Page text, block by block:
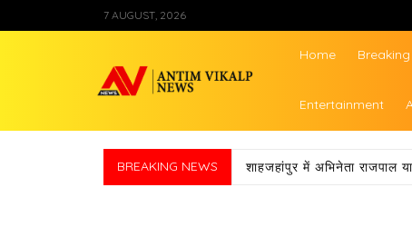
to
7 AUGUST, 2026
Antim Vikalp
Home
Entertainment
BREAKING NEWS शाहजहांपुर में अभिनेता राजपाल